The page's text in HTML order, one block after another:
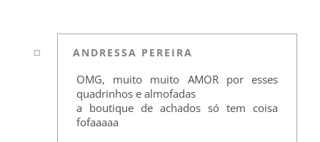
ANDRESSA PEREIRA
OMG, muito muito AMOR por esses
quadrinhos e almofadas
a boutique de achados só tem coisa
fofaaaaa